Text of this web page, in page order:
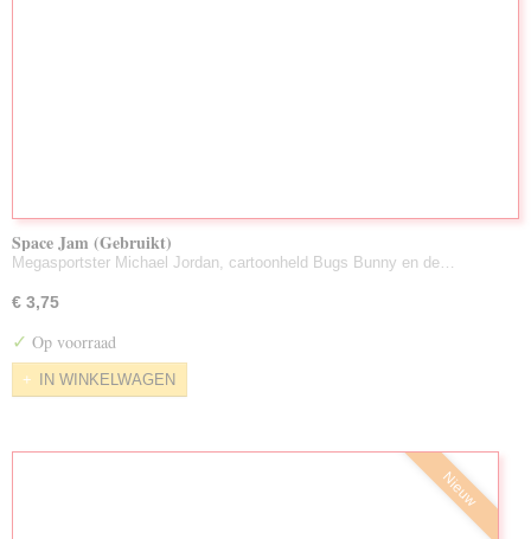
Space Jam (Gebruikt)
Megasportster Michael Jordan, cartoonheld Bugs Bunny en de…
€ 3,75
✓ Op voorraad
IN WINKELWAGEN
Nieuw